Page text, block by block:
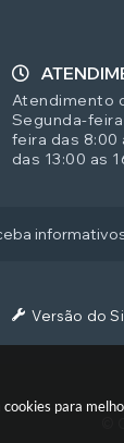
para
Atendimento
Segunda-
feira das 8:00
das 13:00 as
Versão do